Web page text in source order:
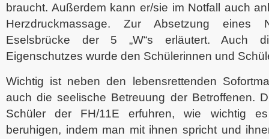
braucht. Außerdem kann er/sie im Notfall auch
Herzdruckmassage. Zur Absetzung eines
Eselsbrücke der 5 „W“s erläutert. Auch
Eigenschutzes wurde den Schülerinnen und
Wichtig ist neben den lebensrettenden
auch die seelische Betreuung der Betroffenen.
Schüler der FH/11E erfuhren, wie wichtig
beruhigen, indem man mit ihnen spricht und